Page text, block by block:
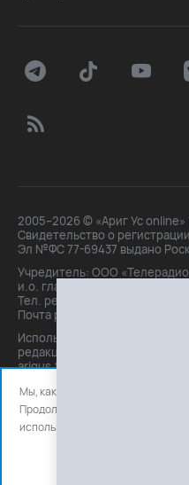
2005–2026 © «Ариг Ус online»
Свидетельство о
Эл №ФС 77-69437 выдано
Учредитель: ООО
и.о. главного редактора:
Тел. peдakции: +7(3012)21-30-
Почта peдakции:
Использование материалов
редакции. При цитировании
arigus.tv обязательна.
Мы, как и все используем файлы
Продолжая использовать сайт,
использования